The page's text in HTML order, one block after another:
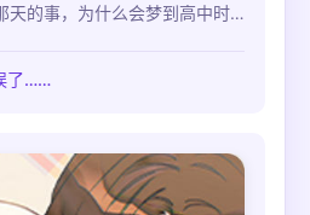
天的事，为什么会梦到高中时
样，最近总是跑来找自己的徐
为什么要突然对多云步步紧逼？
了……